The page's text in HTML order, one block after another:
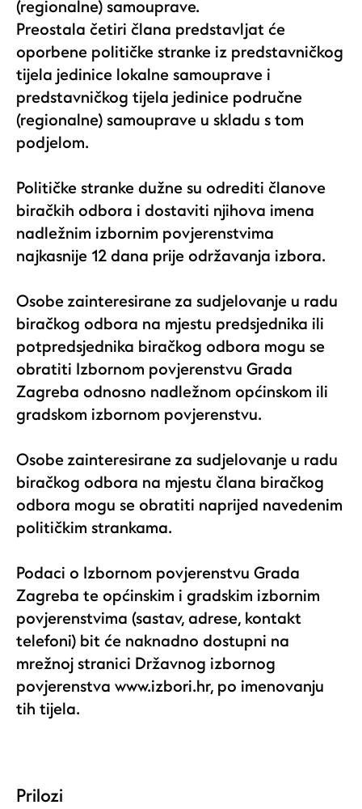
(regionalne) samouprave.
Preostala četiri člana predstavljat će
oporbene političke stranke iz predstavničkog
tijela jedinice lokalne samouprave i
predstavničkog tijela jedinice područne
(regionalne) samouprave u skladu s tom
podjelom.
Političke stranke dužne su odrediti članove
biračkih odbora i dostaviti njihova imena
nadležnim izbornim povjerenstvima
najkasnije 12 dana prije održavanja izbora.
Osobe zainteresirane za sudjelovanje u radu
biračkog odbora na mjestu predsjednika ili
potpredsjednika biračkog odbora mogu se
obratiti Izbornom povjerenstvu Grada
Zagreba odnosno nadležnom općinskom ili
gradskom izbornom povjerenstvu.
Osobe zainteresirane za sudjelovanje u radu
biračkog odbora na mjestu člana biračkog
odbora mogu se obratiti naprijed navedenim
političkim strankama.
Podaci o Izbornom povjerenstvu Grada
Zagreba te općinskim i gradskim izbornim
povjerenstvima (sastav, adrese, kontakt
telefoni) bit će naknadno dostupni na
mrežnoj stranici Državnog izbornog
povjerenstva www.izbori.hr, po imenovanju
tih tijela.
Prilozi